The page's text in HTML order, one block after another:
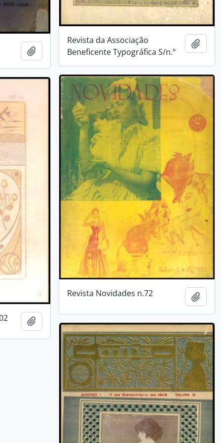
Adicionar a área de transferência
Revista da Associação
Beneficente Typográfica S/n.º
Revista Novidades n.72
Adicionar a área de transferência